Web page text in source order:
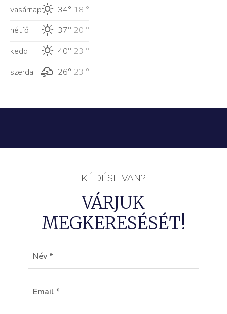
vasárnap 34° 18 °
hétfő
37° 20 °
kedd
40° 23 °
szerda
26° 23 °
KÉDÉSE VAN?
VÁRJUK
MEGKERESÉSÉT!